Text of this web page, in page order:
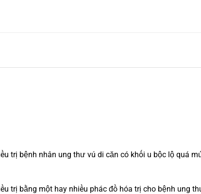
trị bệnh nhân ung thư vú di căn có khối u bộc lộ quá
trị bằng một hay nhiều phác đồ hóa trị cho bệnh ung